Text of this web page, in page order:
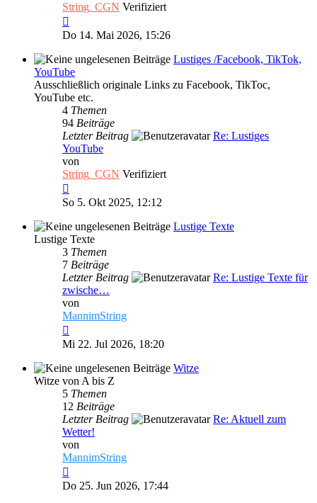
String_CGN Verifiziert
Beitrag
Do 14. Mai 2026, 15:26
Lustiges /Facebook, TikTok,
YouTube
Ausschließlich originale Links zu Facebook, TikToc,
YouTube etc.
4 Themen
94 Beiträge
Letzter Beitrag
Re: Lustiges
YouTube
von
String_CGN Verifiziert
Beitrag
So 5. Okt 2025, 12:12
Lustige Texte
Lustige Texte
3 Themen
7 Beiträge
Letzter Beitrag
Re: Lustige Texte für
zwische…
von
MannimString
Beitrag
Mi 22. Jul 2026, 18:20
Witze
Witze von A bis Z
5 Themen
12 Beiträge
Letzter Beitrag
Re: Aktuell zum
Wetter!
von
MannimString
Beitrag
Do 25. Jun 2026, 17:44